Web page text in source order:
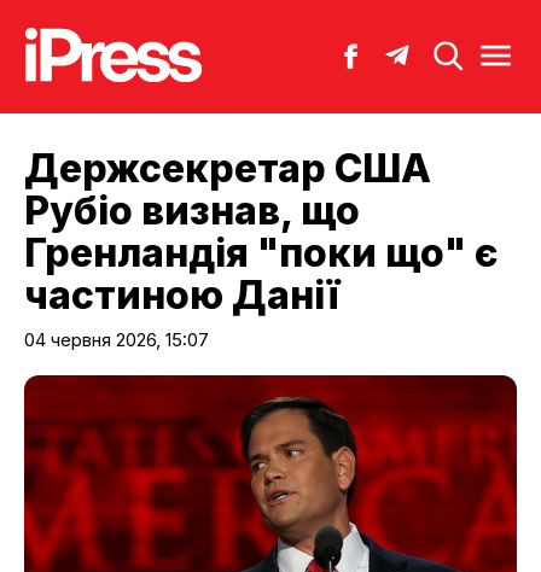
Держсекретар США
Рубіо визнав, що
Гренландія "поки що" є
частиною Данії
04 червня 2026, 15:07